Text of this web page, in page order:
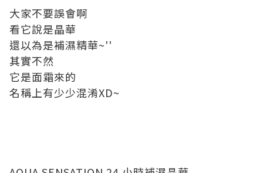
大家不要誤會啊
看它說是晶華
還以為是補濕精華~''
其實不然
它是面霜來的
名稱上有少少混淆XD~